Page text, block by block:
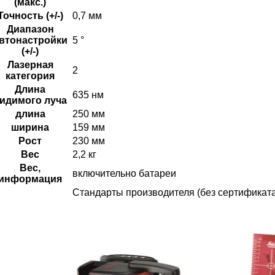
(макс.)
(+/-)
0,7 мм
Диапазон
(+/-)
5 °
Лазерная
категория
2
Длина
луча
635 нм
длина
250 мм
ширина
159 мм
Рост
230 мм
Вес
2,2 кг
Вес,
включительно батареи
Стандарты производителя (без